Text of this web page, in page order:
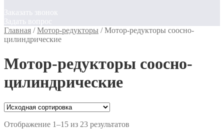
Заказать звонок
Задать вопрос
Главная /Мотор-редукторы /Мотор-редукторы соосно-
цилиндрические
Мотор-редукторы соосно-
цилиндрические
Отображение 1–15 из 23 результатов